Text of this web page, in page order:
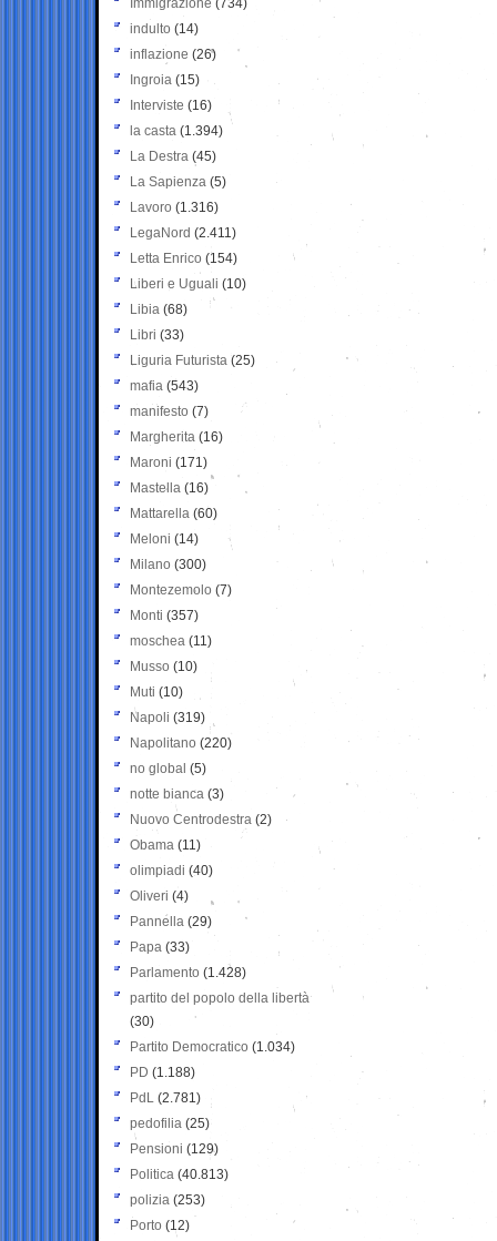
Immigrazione (734)
indulto (14)
inflazione (26)
Ingroia (15)
Interviste (16)
la casta (1.394)
La Destra (45)
La Sapienza (5)
Lavoro (1.316)
LegaNord (2.411)
Letta Enrico (154)
Liberi e Uguali (10)
Libia (68)
Libri (33)
Liguria Futurista (25)
mafia (543)
manifesto (7)
Margherita (16)
Maroni (171)
Mastella (16)
Mattarella (60)
Meloni (14)
Milano (300)
Montezemolo (7)
Monti (357)
moschea (11)
Musso (10)
Muti (10)
Napoli (319)
Napolitano (220)
no global (5)
notte bianca (3)
Nuovo Centrodestra (2)
Obama (11)
olimpiadi (40)
Oliveri (4)
Pannella (29)
Papa (33)
Parlamento (1.428)
partito del popolo della libertà
(30)
Partito Democratico (1.034)
PD (1.188)
PdL (2.781)
pedofilia (25)
Pensioni (129)
Politica (40.813)
polizia (253)
Porto (12)